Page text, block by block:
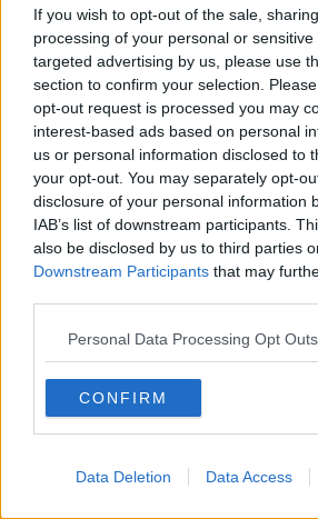
If you wish to opt-out of the sale,
processing of your personal or
targeted advertising by us, please use
section to confirm your selection.
opt-out request is processed you may
interest-based ads based on personal
us or personal information disclosed to
your opt-out. You may separately opt-
disclosure of your personal information
IAB’s list of downstream participants.
also be disclosed by us to third parties
Downstream Participants that may
Personal Data Processing Opt Outs
CONFIRM
Data Deletion Data Access
​Storie antiche di tempi moderni
​Quello che alle mamme non dicono
Adultescenza
Homo imbecillis
​4 anni di Blog
Quando il silenzio è aggressivo
​Il passato, questo conosciuto!
​Clima ballerino e sbalzi d’umore
La maternità
​L’uomo o l’orso?
Non hanno un amico a teatro​
​Tutta una questione di rispetto
​Cose che ci esauriscono
​Vespa che passione!
​Lasciate ai vostri figli il diritto di piangere
​Parole d’amore regalate al vento
​Essere genitori di un adolescente
​Saper pazientare
​Giornata del Fiocchetto Lilla
Contornati di persone che…